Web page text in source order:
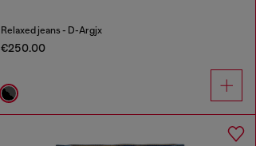
Relaxed jeans - D-Argjx
€250.00